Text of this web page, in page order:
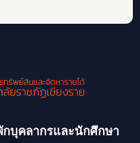
บุคลากรและนักศึกษา